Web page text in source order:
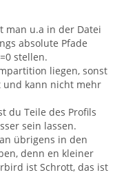
man u.a in der Datei
absolute Pfade
stellen.
liegen, sonst
kann nicht mehr
du Teile des Profils
sein lassen.
übrigens in den
denn en kleiner
ist Schrott, das ist